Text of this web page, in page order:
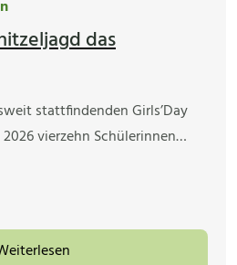
das
stattfindenden Girls’Day
vierzehn Schülerinnen…